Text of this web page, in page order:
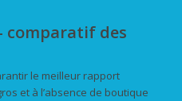
comparatif des
le meilleur rapport
et à l’absence de boutique